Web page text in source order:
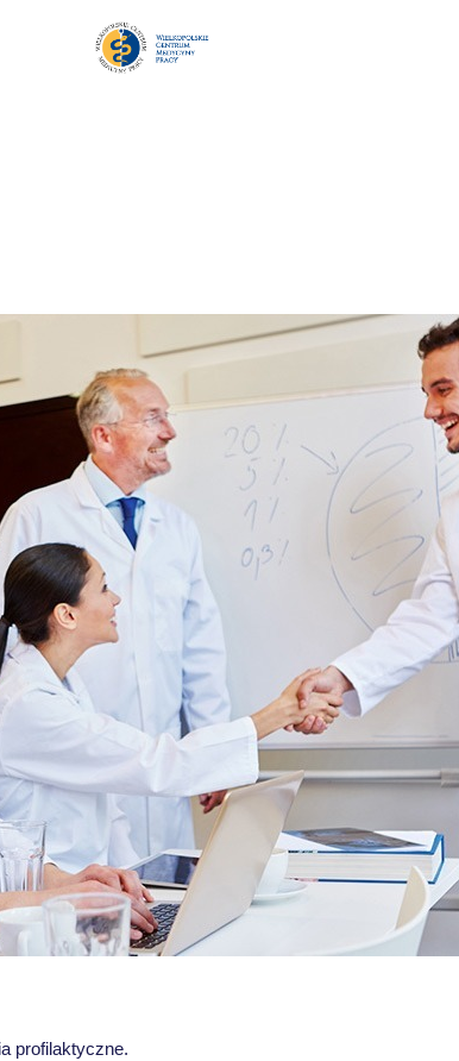
profilaktyczne.